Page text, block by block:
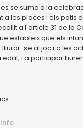
se suma a la
a les places i els patis
a l'article 31 de la
estableix que els
se al joc i a les
i a participar